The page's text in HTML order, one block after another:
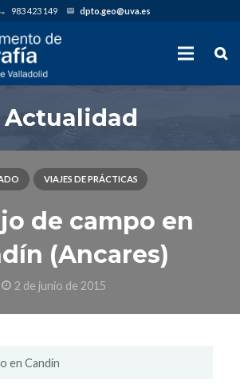
983 423 149 email dpto.geo@uva.es
Actualidad
de campo en
(Ancares)
2 de junio de 2015
VIAJES DE PRÁCTICAS
en Candín